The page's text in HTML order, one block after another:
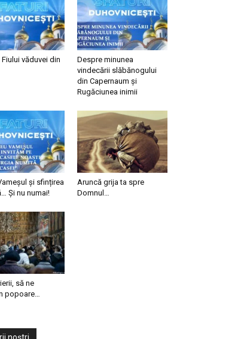
Fiului văduvei din
Despre minunea
vindecării slăbănogului
din Capernaum și
Rugăciunea inimii
și sfințirea
Și nu numai!
Aruncă grija ta spre
Domnul…
să ne
popoare…